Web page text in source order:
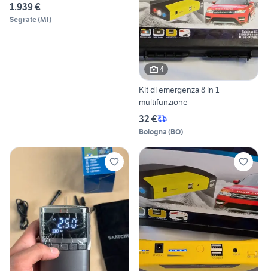
1.939 €
Segrate(MI)
4
Kit di emergenza 8 in 1
multifunzione
32 €
Bologna (BO)